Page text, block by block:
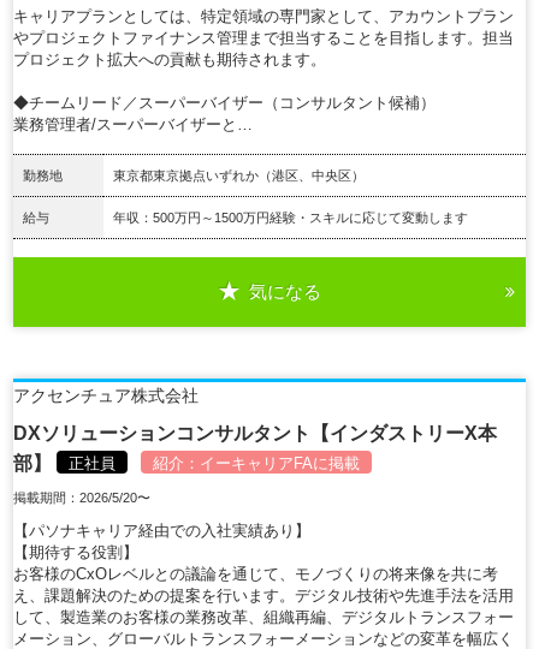
キャリアプランとしては、特定領域の専門家として、アカウントプラン
やプロジェクトファイナンス管理まで担当することを目指します。担当
プロジェクト拡大への貢献も期待されます。
◆チームリード／スーパーバイザー（コンサルタント候補）
業務管理者/スーパーバイザーと…
勤務地 東京都東京拠点いずれか（港区、中央区）
給与 年収：500万円～1500万円経験・スキルに応じて変動します
気になる
アクセンチュア株式会社
DXソリューションコンサルタント【インダストリーX本
部】
正社員 紹介： イーキャリアFAに掲載
掲載期間：2026/5/20〜
【パソナキャリア経由での入社実績あり】
【期待する役割】
お客様のCxOレベルとの議論を通じて、モノづくりの将来像を共に考
え、課題解決のための提案を行います。デジタル技術や先進手法を活用
して、製造業のお客様の業務改革、組織再編、デジタルトランスフォー
メーション、グローバルトランスフォーメーションなどの変革を幅広く